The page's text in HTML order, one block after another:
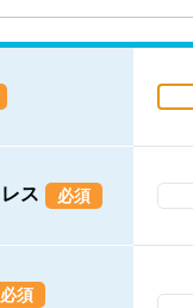
ス 必須
必須